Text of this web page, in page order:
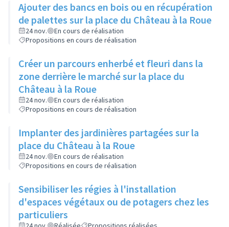
Ajouter des bancs en bois ou en récupération
de palettes sur la place du Château à la Roue
24 nov.
En cours de réalisation
Propositions en cours de réalisation
Créer un parcours enherbé et fleuri dans la
zone derrière le marché sur la place du
Château à la Roue
24 nov.
En cours de réalisation
Propositions en cours de réalisation
Implanter des jardinières partagées sur la
place du Château à la Roue
24 nov.
En cours de réalisation
Propositions en cours de réalisation
Sensibiliser les régies à l'installation
d'espaces végétaux ou de potagers chez les
particuliers